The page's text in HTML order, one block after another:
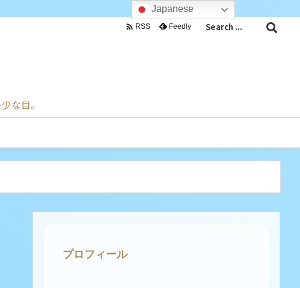
な目。
 RSS Feedly
プロフィール
Japanese